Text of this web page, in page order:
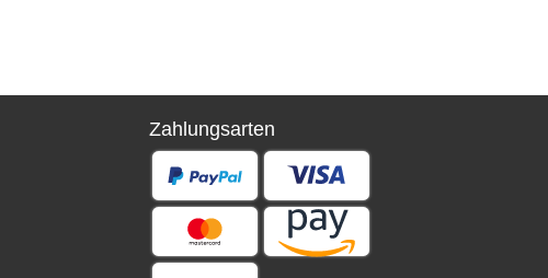
Zahlungsarten